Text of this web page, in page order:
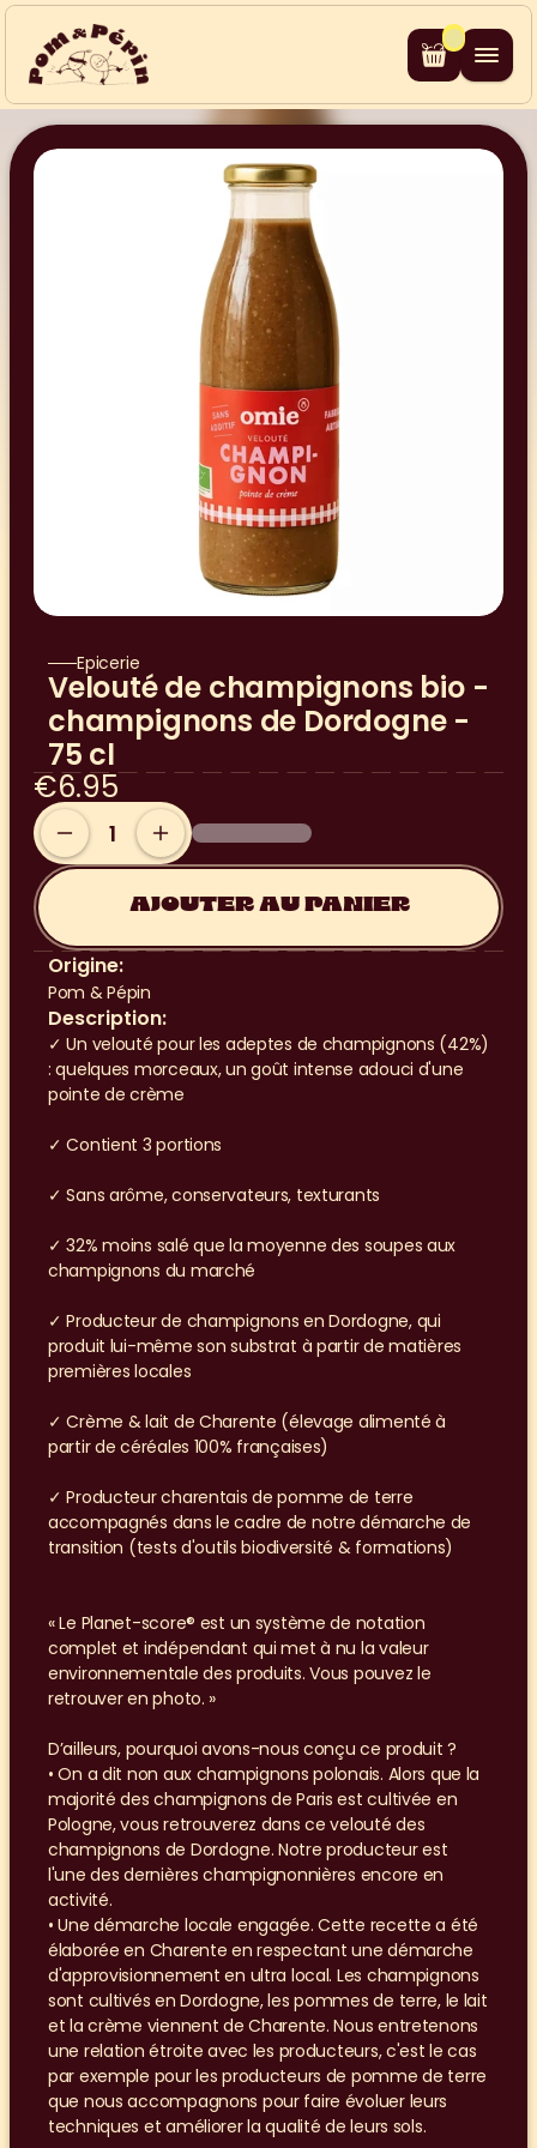
Epicerie
Velouté de champignons bio -
champignons de Dordogne -
75 cl
€6.95
AJOUTER AU PANIER
Origine:
Pom & Pépin
Description:
✓ Un velouté pour les adeptes de champignons (42%)
: quelques morceaux, un goût intense adouci d'une
pointe de crème
✓ Contient 3 portions
✓ Sans arôme, conservateurs, texturants
✓ 32% moins salé que la moyenne des soupes aux
champignons du marché
✓ Producteur de champignons en Dordogne, qui
produit lui-même son substrat à partir de matières
premières locales
✓ Crème & lait de Charente (élevage alimenté à
partir de céréales 100% françaises)
✓ Producteur charentais de pomme de terre
accompagnés dans le cadre de notre démarche de
transition (tests d'outils biodiversité & formations)
« Le Planet-score® est un système de notation
complet et indépendant qui met à nu la valeur
environnementale des produits. Vous pouvez le
retrouver en photo. »
D’ailleurs, pourquoi avons-nous conçu ce produit ?
• On a dit non aux champignons polonais. Alors que la
majorité des champignons de Paris est cultivée en
Pologne, vous retrouverez dans ce velouté des
champignons de Dordogne. Notre producteur est
l'une des dernières champignonnières encore en
activité.
• Une démarche locale engagée. Cette recette a été
élaborée en Charente en respectant une démarche
d'approvisionnement en ultra local. Les champignons
sont cultivés en Dordogne, les pommes de terre, le lait
et la crème viennent de Charente. Nous entretenons
une relation étroite avec les producteurs, c'est le cas
par exemple pour les producteurs de pomme de terre
que nous accompagnons pour faire évoluer leurs
techniques et améliorer la qualité de leurs sols.